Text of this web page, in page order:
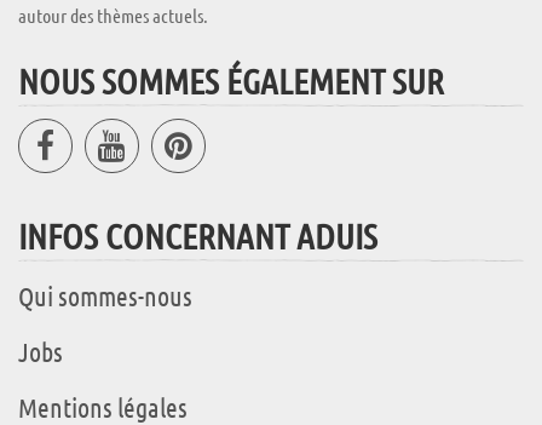
autour des thèmes actuels.
NOUS SOMMES ÉGALEMENT SUR
INFOS CONCERNANT ADUIS
Qui sommes-nous
Jobs
Mentions légales